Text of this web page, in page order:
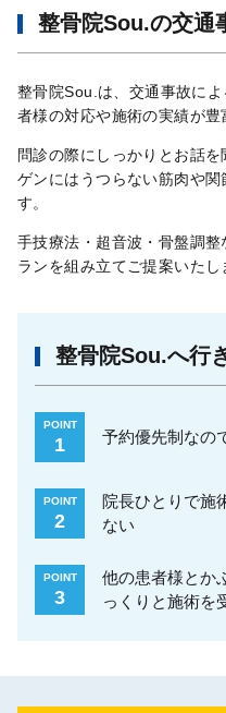
整骨院Sou.の交通
整骨院Sou.は、交通事故に
者様の対応や施術の実績が豊
問診の際にしっかりとお話
ゲンにはうつらない筋肉や
す。
手技療法・超音波・骨盤調
ランを組み立てご提案いたし
整骨院Sou.へ行
POINT
1 予約優先制なの
POINT
2
院長ひとりで施
ない
POINT
3
他の患者様とか
っくりと施術を